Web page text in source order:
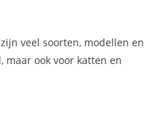
veel soorten, modellen en
maar ook voor katten en